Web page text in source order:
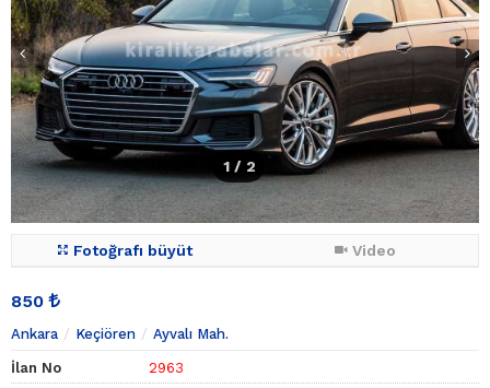
1 / 2
Fotoğrafı büyüt Video
850
Ankara Keçiören Ayvalı Mah.
İlan No
2963